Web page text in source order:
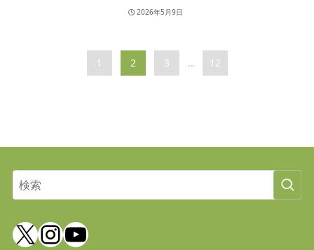
2026年5月9日
1 2 3 ... 12
X Instagram
YouTube